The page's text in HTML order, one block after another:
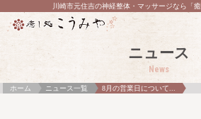
川崎市元住吉の神経整体・マッサージなら「
ニュース
News
ホーム ニュース一覧 8月の営業日について...